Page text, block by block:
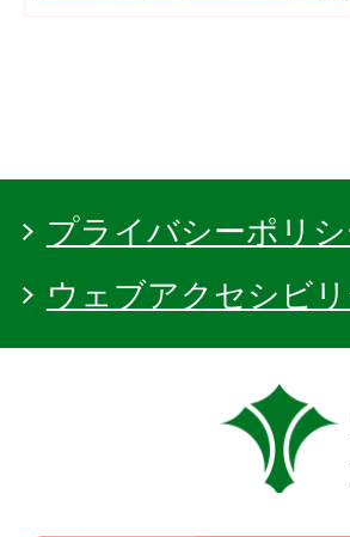
プライバシーポリ
ウェブアクセシビ